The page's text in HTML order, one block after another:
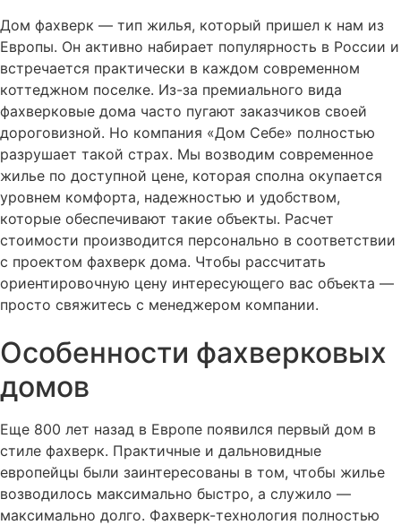
Дом фахверк — тип жилья, который пришел к нам из
Европы. Он активно набирает популярность в России и
встречается практически в каждом современном
коттеджном поселке. Из-за премиального вида
фахверковые дома часто пугают заказчиков своей
дороговизной. Но компания «Дом Себе» полностью
разрушает такой страх. Мы возводим современное
жилье по доступной цене, которая сполна окупается
уровнем комфорта, надежностью и удобством,
которые обеспечивают такие объекты. Расчет
стоимости производится персонально в соответствии
с проектом фахверк дома. Чтобы рассчитать
ориентировочную цену интересующего вас объекта —
просто свяжитесь с менеджером компании.
Особенности фахверковых
домов
Еще 800 лет назад в Европе появился первый дом в
стиле фахверк. Практичные и дальновидные
европейцы были заинтересованы в том, чтобы жилье
возводилось максимально быстро, а служило —
максимально долго. Фахверк-технология полностью